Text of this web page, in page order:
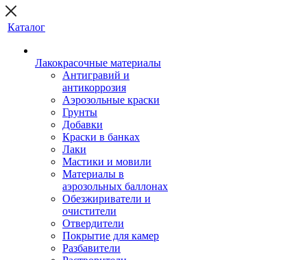
Каталог
Лакокрасочные материалы
Антигравий и
антикоррозия
Аэрозольные краски
Грунты
Добавки
Краски в банках
Лаки
Мастики и мовили
Материалы в
аэрозольных баллонах
Обезжириватели и
очистители
Отвердители
Покрытие для камер
Разбавители